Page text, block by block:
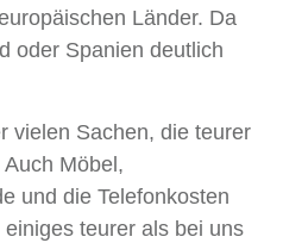
Länder. Da
oder Spanien deutlich
vielen Sachen, die teurer
Möbel,
und die Telefonkosten
teurer als bei uns